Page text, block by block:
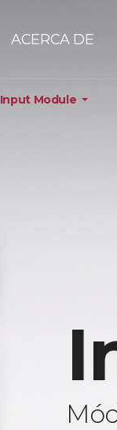
ACERCA DE
Input Module